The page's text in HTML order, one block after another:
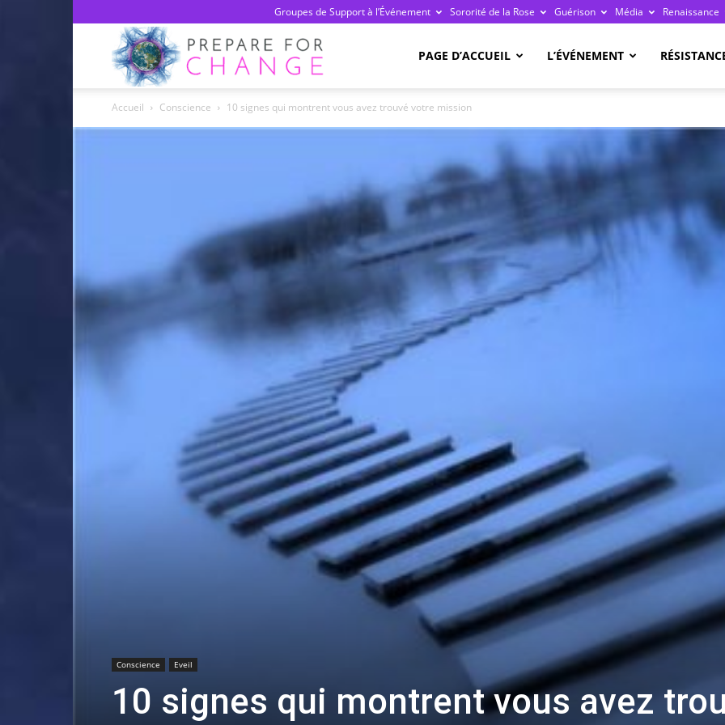
Groupes de Support à l’Événement Sororité de la Rose Guérison Média Renaissance
Change
–
Français
PAGE D’ACCUEIL L’ÉVÉNEMENT
Accueil Conscience 10 signes qui montrent vous avez trouvé votre mission
Conscience Eveil
10 signes qui montrent vous avez